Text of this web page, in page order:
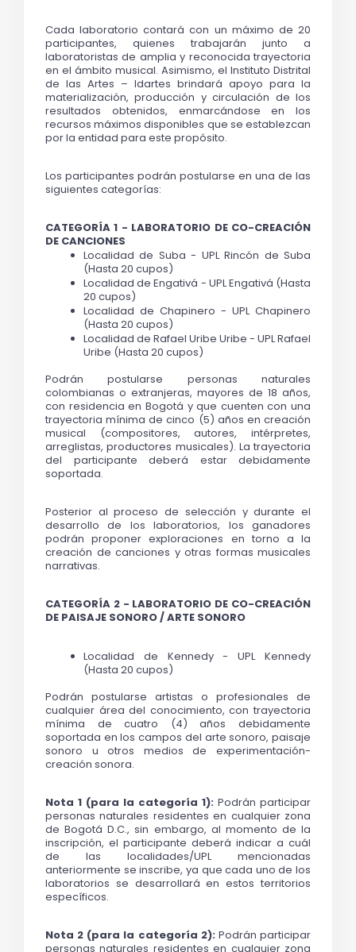
Cada laboratorio contará con un máximo de 20
participantes, quienes trabajarán junto a
laboratoristas de amplia y reconocida trayectoria
en el ámbito musical. Asimismo, el Instituto Distrital
de las Artes – Idartes brindará apoyo para la
materialización, producción y circulación de los
resultados obtenidos, enmarcándose en los
recursos máximos disponibles que se establezcan
por la entidad para este propósito.
Los participantes podrán postularse en una de las
siguientes categorías:
CATEGORÍA 1 - LABORATORIO DE CO-CREACIÓN
DE CANCIONES
Localidad de Suba - UPL Rincón de Suba
(Hasta 20 cupos)
Localidad de Engativá - UPL Engativá (Hasta
20 cupos)
Localidad de Chapinero - UPL Chapinero
(Hasta 20 cupos)
Localidad de Rafael Uribe Uribe - UPL Rafael
Uribe (Hasta 20 cupos)
Podrán postularse personas naturales
colombianas o extranjeras, mayores de 18 años,
con residencia en Bogotá y que cuenten con una
trayectoria mínima de cinco (5) años en creación
musical (compositores, autores, intérpretes,
arreglistas, productores musicales). La trayectoria
del participante deberá estar debidamente
soportada.
Posterior al proceso de selección y durante el
desarrollo de los laboratorios, los ganadores
podrán proponer exploraciones en torno a la
creación de canciones y otras formas musicales
narrativas.
CATEGORÍA 2 - LABORATORIO DE CO-CREACIÓN
DE PAISAJE SONORO / ARTE SONORO
Localidad de Kennedy - UPL Kennedy
(Hasta 20 cupos)
Podrán postularse artistas o profesionales de
cualquier área del conocimiento, con trayectoria
mínima de cuatro (4) años debidamente
soportada en los campos del arte sonoro, paisaje
sonoro u otros medios de experimentación-
creación sonora.
Nota 1 (para la categoría 1): Podrán participar
personas naturales residentes en cualquier zona
de Bogotá D.C., sin embargo, al momento de la
inscripción, el participante deberá indicar a cuál
de las localidades/UPL mencionadas
anteriormente se inscribe, ya que cada uno de los
laboratorios se desarrollará en estos territorios
específicos.
Nota 2 (para la categoría 2): Podrán participar
personas naturales residentes en cualquier zona